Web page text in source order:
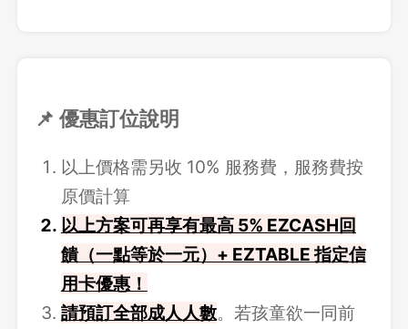
📌 優惠訂位說明
以上價格需另收 10% 服務費，服務費按
原價計算
以上方案可再享有最高 5% EZCASH回
饋（一點等於一元）+ EZTABLE 指定信
用卡優惠！
請預訂全部成人人數。若孩童欲一同前